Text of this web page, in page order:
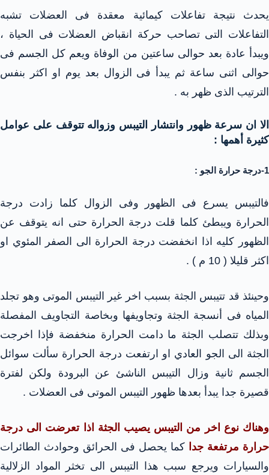
يحدث نتيجة تفاعلات كيمائية معقدة فى العضلات تشبه
التفاعلات التى تصاحب حركة انقباض العضلات فى الحياة ،
ويبدأ عادة بعد حوالى ساعتين من الوفاة ويعم كل الجسم فى
حوالى اثنى ساعة ثم يبدأ فى الزوال بعد يوم او اكثر بنفس
الترتيب الذى ظهر به .
الا ان سرعة ظهور وانتشار التيبس وزواله تتوقف على عوامل
كثيرة أهمها :
1-درجة حرارة الجو :
فالتيبس يسرع فى الظهور وفى الزوال كلما زادت درجة
الحرارة ويبطئ كلما قلت درجة الحرارة حتى انه يتوقف عن
الظهور كليه اذا انخفضت درجة الحرارة الى الصفر المئوي او
اكثر قليلا ( 10 م ) .
وحينئذ قد تتيبس الجثة بسبب اخر غير التيبس الموتى وهو تجلد
المياه فى أنسجة الجثة وتجاويفها وبخاصة التجاويف المفصلة
وبذلك تتصلب الجثة ما دامت الحرارة منخفضة فإذا اخرجت
الجثة الى الجو العادي او ارتفعت درجة الحرارة سألت سوائل
الجسم ثانية وزال التيبس الناشئ عن البرودة ولكن لفترة
قصيرة جدا يبدأ بعدها ظهور التيبس الموتى فى العضلات .
وهناك نوع اخر من التيبس يصيب الجثة اذا تعرضت الى درجة
حرارة مرتفعة جدا كما يحصل فى الحرائق وحوادث الطائرات
والسيارات ويرجع سبب هذا التيبس الى تخثر المواد الزلالية